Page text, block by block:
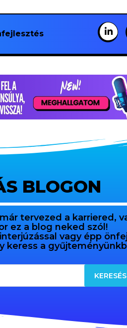
BLOGON
tervezed a karriered,
ez a blog neked szól!
vagy épp
keress a